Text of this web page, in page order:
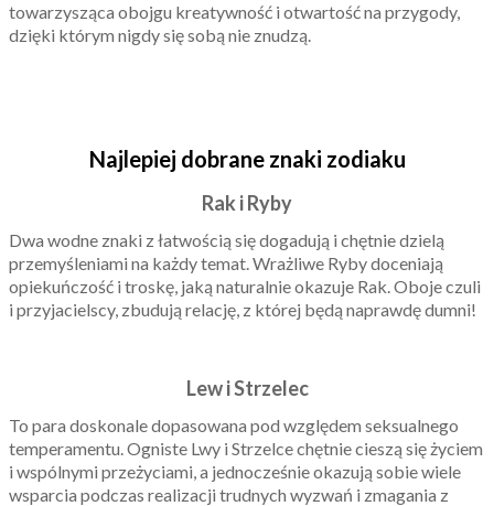
towarzysząca obojgu kreatywność i otwartość na przygody,
dzięki którym nigdy się sobą nie znudzą.
Najlepiej dobrane znaki zodiaku
Rak i Ryby
Dwa wodne znaki z łatwością się dogadują i chętnie dzielą
przemyśleniami na każdy temat. Wrażliwe Ryby doceniają
opiekuńczość i troskę, jaką naturalnie okazuje Rak. Oboje czuli
i przyjacielscy, zbudują relację, z której będą naprawdę dumni!
Lew i Strzelec
To para doskonale dopasowana pod względem seksualnego
temperamentu. Ogniste Lwy i Strzelce chętnie cieszą się życiem
i wspólnymi przeżyciami, a jednocześnie okazują sobie wiele
wsparcia podczas realizacji trudnych wyzwań i zmagania z